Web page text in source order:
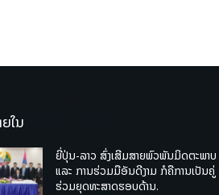
ໃນ
ຍີ່ປຸ່ນ-ລາວ ສົ່ງເສີມສາຍພົວພັນມິດຕະພາບ
ແລະ ການຮ່ວມມືອັນດີງາມ ກໍຄືການເປັນຄູ່
ຮ່ວມຍຸດທະສາດຮອບດ້ານ.